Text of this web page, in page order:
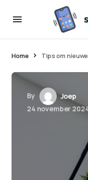
Home Tips om
By
Joep
24 november